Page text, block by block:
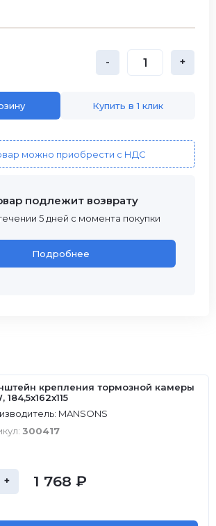
- +
Купить в 1 клик
можно приобрести с НДС
подлежит возврату
5 дней с момента покупки
Подробнее
крепления тормозной камеры
184,5x162x115
MANSONS
300417
+ 1 768 ₽